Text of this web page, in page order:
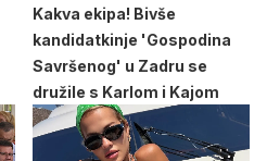
Kakva ekipa! Bivše
kandidatkinje 'Gospodina
Savršenog' u Zadru se
družile s Karlom i Kajom